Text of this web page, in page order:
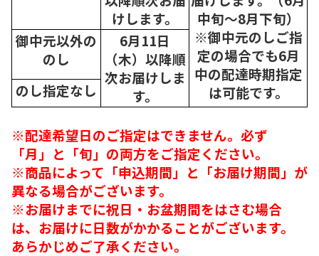
けします。
中旬～8月下旬）
※御中元のしご指
定の場合でも6月
中の配達時期指定
は可能です。
御中元以外の
のし
6月11日
（木）以降順
次お届けしま
す。
のし指定なし
※配達希望日のご指定はできません。必ず
「月」と「旬」の両方をご指定ください。
※商品によって「申込期間」と「お届け期間」が
異なる場合がございます。
※お届けまでに祝日・お盆期間をはさむ場合
は、お届けに日数がかかることがございます。
あらかじめご了承ください。